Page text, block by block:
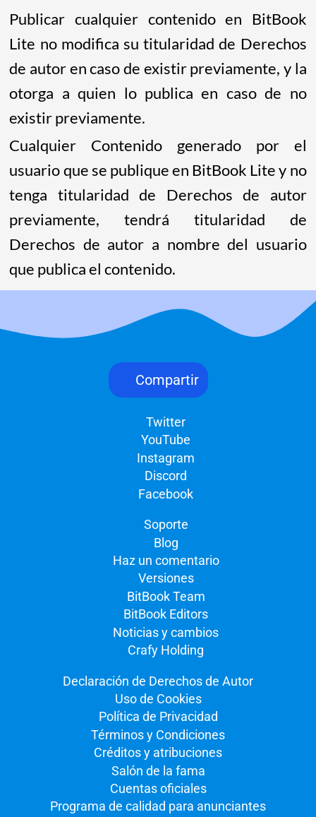
Publicar cualquier contenido en BitBook
Lite no modifica su titularidad de Derechos
de autor en caso de existir previamente, y la
otorga a quien lo publica en caso de no
existir previamente.
Cualquier Contenido generado por el
usuario que se publique en BitBook Lite y no
tenga titularidad de Derechos de autor
previamente, tendrá titularidad de
Derechos de autor a nombre del usuario
que publica el contenido.
Compartir
Twitter
YouTube
Instagram
Discord
Facebook
Soporte
Blog
Haz un comentario
Versiones
BitBook Team
BitBook Editors
Noticias y cambios
Crafy Holding
Declaración de Derechos de Autor
Uso de Cookies
Política de Privacidad
Términos y Condiciones
Créditos y atribuciones
Salón de la fama
Cuentas oficiales
Programa de calidad para anunciantes